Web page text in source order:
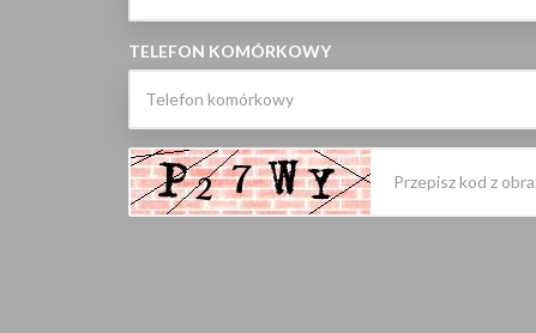
TELEFON KOMÓRKOWY